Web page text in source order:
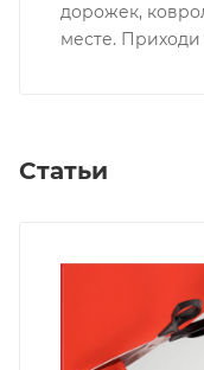
дорожек,
месте.
Статьи